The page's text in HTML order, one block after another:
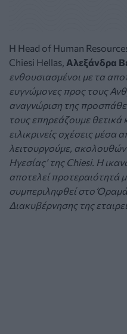
Η Head of Human
Chiesi Hellas, Αλεξάνδρα
ενθουσιασμένοι με τα
ευγνώμονες προς τους
αναγνώριση της
τους επηρεάζουμε θετικά
ειλικρινείς σχέσεις μέσα
λειτουργούμε,
Ηγεσίας’ της Chiesi. Η
αποτελεί προτεραιότητά
συμπεριληφθεί στο Όραμά
Διακυβέρνησης της